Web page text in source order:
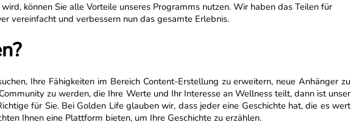
können Sie alle Vorteile unseres Programms nutzen. Wir haben das Teilen für
vereinfacht und verbessern nun das gesamte Erlebnis.
Ihre Fähigkeiten im Bereich Content-Erstellung zu erweitern, neue Anhänger zu
zu werden, die Ihre Werte und Ihr Interesse an Wellness teilt, dann ist unser
für Sie. Bei Golden Life glauben wir, dass jeder eine Geschichte hat, die es wert
Ihnen eine Plattform bieten, um Ihre Geschichte zu erzählen.